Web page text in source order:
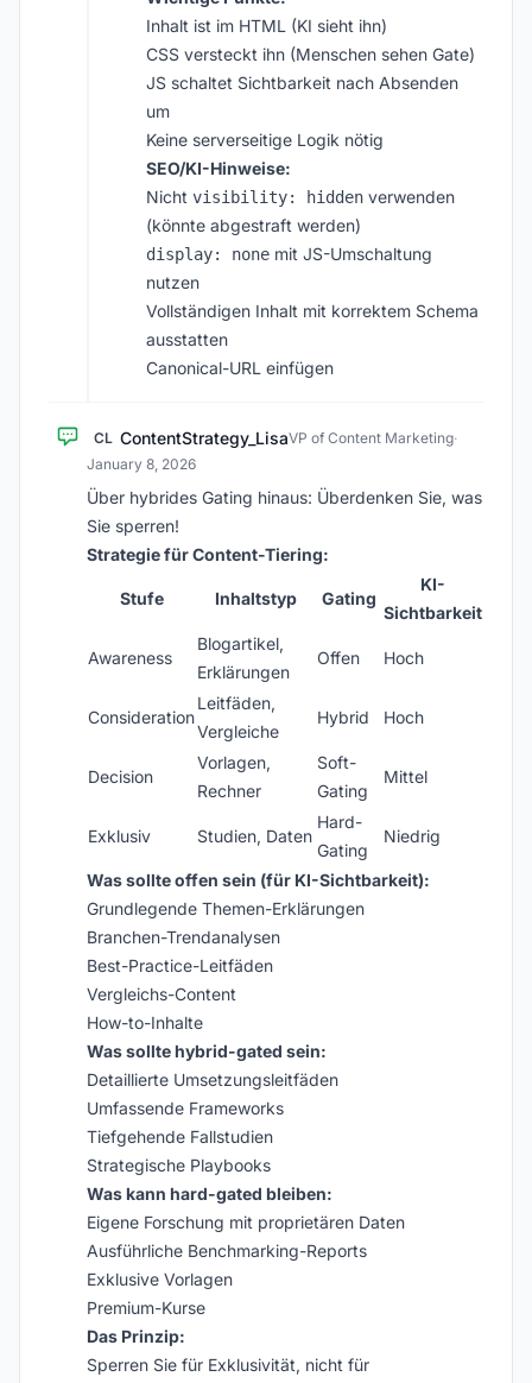
Inhalt ist im HTML (KI sieht ihn)
CSS versteckt ihn (Menschen sehen Gate)
JS schaltet Sichtbarkeit nach Absenden
um
Keine serverseitige Logik nötig
SEO/KI-Hinweise:
Nicht visibility: hidden verwenden
(könnte abgestraft werden)
display: none mit JS-Umschaltung
nutzen
Vollständigen Inhalt mit korrektem Schema
ausstatten
Canonical-URL einfügen
CL ContentStrategy_LisaVP of Content Marketing·
January 8, 2026
Über hybrides Gating hinaus: Überdenken Sie, was
Sie sperren!
Strategie für Content-Tiering:
Stufe Inhaltstyp Gating
KI-
Sichtbarkeit
Awareness
Blogartikel,
Erklärungen
Offen Hoch
Consideration
Leitfäden,
Vergleiche
Hybrid Hoch
Decision
Vorlagen,
Rechner
Soft-
Gating
Mittel
Exklusiv Studien, Daten
Hard-
Gating
Niedrig
Was sollte offen sein (für KI-Sichtbarkeit):
Grundlegende Themen-Erklärungen
Branchen-Trendanalysen
Best-Practice-Leitfäden
Vergleichs-Content
How-to-Inhalte
Was sollte hybrid-gated sein:
Detaillierte Umsetzungsleitfäden
Umfassende Frameworks
Tiefgehende Fallstudien
Strategische Playbooks
Was kann hard-gated bleiben:
Eigene Forschung mit proprietären Daten
Ausführliche Benchmarking-Reports
Exklusive Vorlagen
Premium-Kurse
Das Prinzip:
Sperren Sie für Exklusivität, nicht für